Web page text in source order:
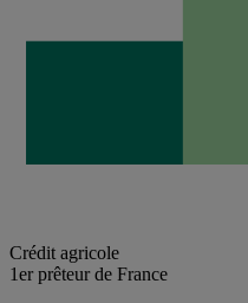
Crédit agricole
1er prêteur de France